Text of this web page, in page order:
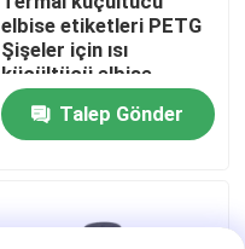
elbise etiketleri PETG
Şişeler için ısı
küçültücü elbise
Talep Gönder